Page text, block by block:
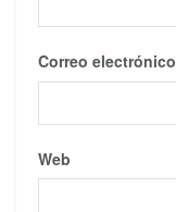
Correo electrónico
Web